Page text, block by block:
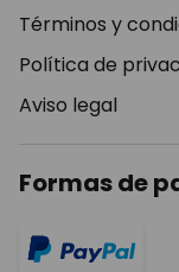
Términos y
Política de
Aviso legal
Formas de